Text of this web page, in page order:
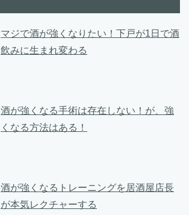
マジで酒が強くなりたい！下戸が1日で酒
飲みに生まれ変わる
酒が強くなる手術は存在しない！が、強
くなる方法はある！
酒が強くなるトレーニングを居酒屋店長
が本気レクチャーする